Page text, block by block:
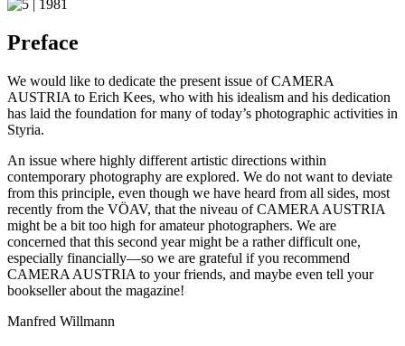
Preface
We would like to dedicate the present issue of CAMERA
AUSTRIA to Erich Kees, who with his idealism and his dedication
has laid the foundation for many of today’s photographic activities in
Styria.
An issue where highly different artistic directions within
contemporary photography are explored. We do not want to deviate
from this principle, even though we have heard from all sides, most
recently from the VÖAV, that the niveau of CAMERA AUSTRIA
might be a bit too high for amateur photographers. We are
concerned that this second year might be a rather difficult one,
especially financially—so we are grateful if you recommend
CAMERA AUSTRIA to your friends, and maybe even tell your
bookseller about the magazine!
Manfred Willmann